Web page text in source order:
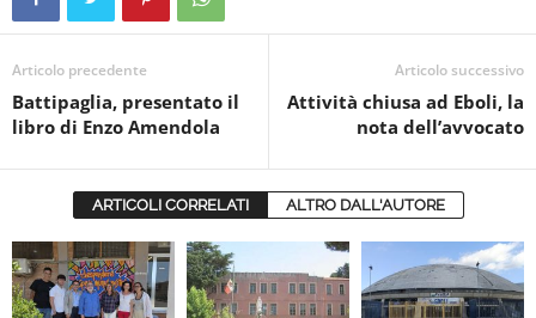
Articolo precedente
Battipaglia, presentato il
libro di Enzo Amendola
Articolo successivo
Attività chiusa ad Eboli, la
nota dell’avvocato
ARTICOLI CORRELATI ALTRO DALL'AUTORE